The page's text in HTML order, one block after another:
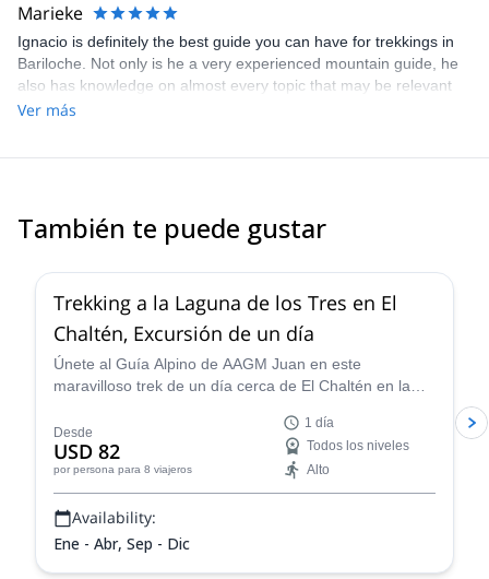
Marieke
Ignacio is definitely the best guide you can have for trekkings in
Bariloche. Not only is he a very experienced mountain guide, he
also has knowledge on almost every topic that may be relevant
for your trip. Above that, he is a very pleasant person to spend
Ver más
También te puede gustar
Trekking a la Laguna de los Tres en El
Chaltén, Excursión de un día
Únete al Guía Alpino de AAGM Juan en este
maravilloso trek de un día cerca de El Chaltén en la
paisajes glaciares, aprende más sobre la historia del
área y ve vistas incomparables del Monte Fitz Roy.
Desde
USD 82
por persona para 8 viajeros
1 día
Todos los niveles
Alto
Availability:
Ene - Abr, Sep - Dic